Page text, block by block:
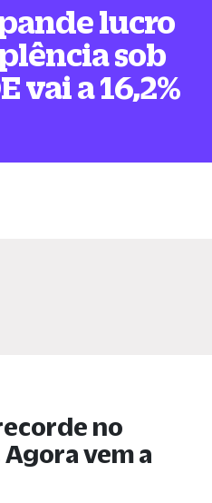
lucro
sob
vai a 16,2%
no
Agora vem a